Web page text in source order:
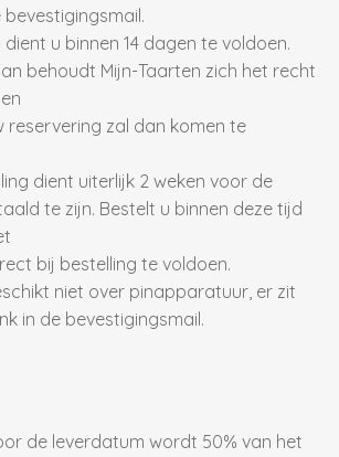
u binnen 14 dagen te voldoen.
behoudt Mijn-Taarten zich het recht
reservering zal dan komen te
dient uiterlijk 2 weken voor de
te zijn. Bestelt u binnen deze tijd
bij bestelling te voldoen.
niet over pinapparatuur, er zit
in de bevestigingsmail.
de leverdatum wordt 50% van het